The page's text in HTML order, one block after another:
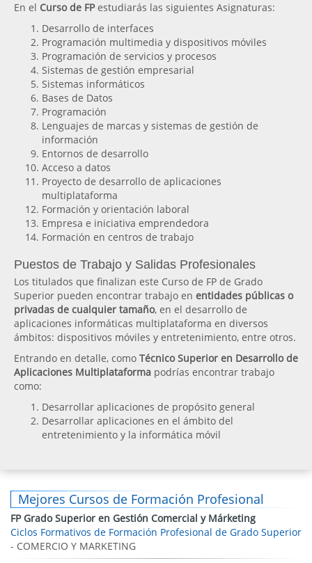
En el Curso de FPestudiarás las siguientes Asignaturas:
Desarrollo de interfaces
Programación multimedia y dispositivos móviles
Programación de servicios y procesos
Sistemas de gestión empresarial
Sistemas informáticos
Bases de Datos
Programación
Lenguajes de marcas y sistemas de gestión de
información
Entornos de desarrollo
Acceso a datos
Proyecto de desarrollo de aplicaciones
multiplataforma
Formación y orientación laboral
Empresa e iniciativa emprendedora
Formación en centros de trabajo
Puestos de Trabajo y Salidas Profesionales
Los titulados que finalizan este Curso de FP de Grado
Superior pueden encontrar trabajo en entidades públicas o
privadas de cualquier tamaño, en el desarrollo de
aplicaciones informáticas multiplataforma en diversos
ámbitos: dispositivos móviles y entretenimiento, entre otros.
Entrando en detalle, como Técnico Superior en Desarrollo de
Aplicaciones Multiplataforma podrías encontrar trabajo
como:
Desarrollar aplicaciones de propósito general
Desarrollar aplicaciones en el ámbito del
entretenimiento y la informática móvil
Mejores Cursos de Formación Profesional
FP Grado Superior en Gestión Comercial y Márketing
Ciclos Formativos de Formación Profesional de Grado Superior
- COMERCIO Y MARKETING